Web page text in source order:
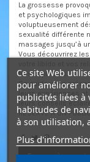
La grossesse
et psychologiques
voluptueusement
sexualité différente
massages jusqu’à
Vous découvrirez
très explicites.
Ce guide vous
leurs expériences
leurs conseils
RESERVE A UN
Envoyer à un ami
Ce site Web
pour améliorer
publicités liées à
habitudes de
à son utilisation,
Plus